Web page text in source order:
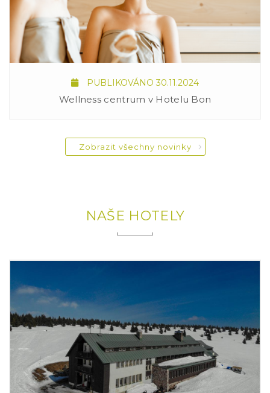
PUBLIKOVÁNO 30.11.2024
Wellness centrum v Hotelu Bon
Zobrazit všechny novinky
NAŠE HOTELY